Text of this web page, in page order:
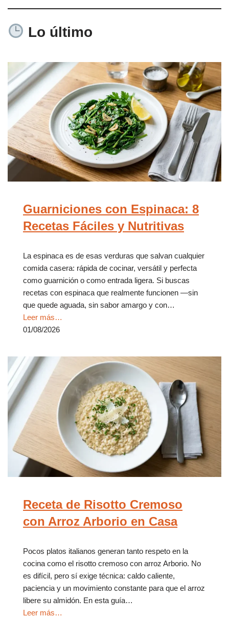
Lo último
Guarniciones con Espinaca: 8
Recetas Fáciles y Nutritivas
La espinaca es de esas verduras que salvan cualquier
comida casera: rápida de cocinar, versátil y perfecta
como guarnición o como entrada ligera. Si buscas
recetas con espinaca que realmente funcionen —sin
que quede aguada, sin sabor amargo y con…
Leer más…
01/08/2026
Receta de Risotto Cremoso
con Arroz Arborio en Casa
Pocos platos italianos generan tanto respeto en la
cocina como el risotto cremoso con arroz Arborio. No
es difícil, pero sí exige técnica: caldo caliente,
paciencia y un movimiento constante para que el arroz
libere su almidón. En esta guía…
Leer más…